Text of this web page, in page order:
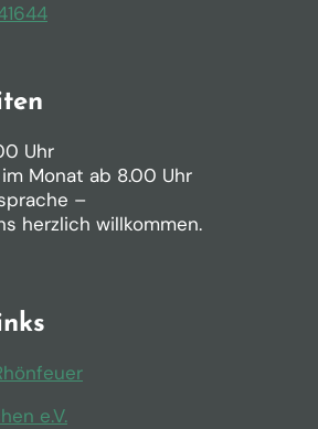
Uhr
Monat ab 8.00 Uhr
–
herzlich willkommen.
e.V.